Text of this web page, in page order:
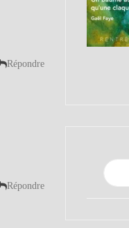
Répondre
Répondre